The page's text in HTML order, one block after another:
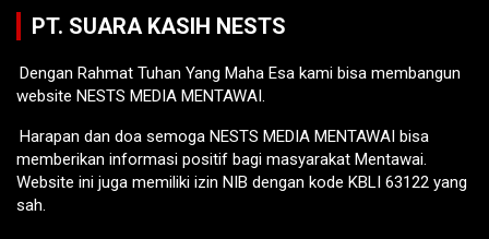
PT. SUARA KASIH NESTS
Dengan Rahmat Tuhan Yang Maha Esa kami bisa membangun
website NESTS MEDIA MENTAWAI.
Harapan dan doa semoga NESTS MEDIA MENTAWAI bisa
memberikan informasi positif bagi masyarakat Mentawai.
Website ini juga memiliki izin NIB dengan kode KBLI 63122 yang
sah.